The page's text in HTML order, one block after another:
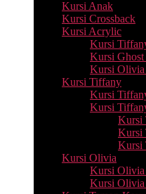
Kursi Anak
Kursi Crossback
Kursi Acrylic
Kursi
Kursi
Kursi
Kursi Tiffany
Kursi
Kursi
Kursi
Kursi
Kursi
Kursi Olivia
Kursi
Kursi